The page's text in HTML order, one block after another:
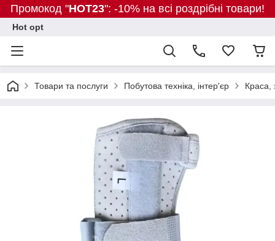
Промокод "HOT23": -10% на всі роздрібні товари!
Hot opt
Товари та послуги Побутова техніка, інтер'єр Краса,